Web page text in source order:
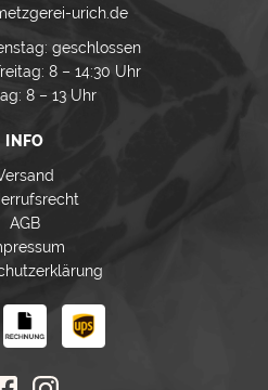
urich.de
geschlossen
8 – 14:30 Uhr
8 – 13 Uhr
INFO
AGB